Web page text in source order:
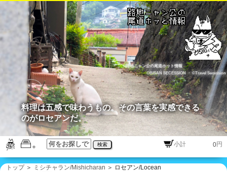
路地ニャン公の尾道ホット情報
©BISAN SECESSION
・©Travel Secession
検索 円
料理は五感で味わうもの。その言葉を実感できる
のがロセアンだ。
トップ＞ ミシチャラン/Mishicharan ＞ ロセアン/Locean